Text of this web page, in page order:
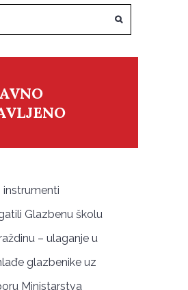
instrumenti
Glazbenu školu
– ulaganje u
glazbenike uz
Ministarstva